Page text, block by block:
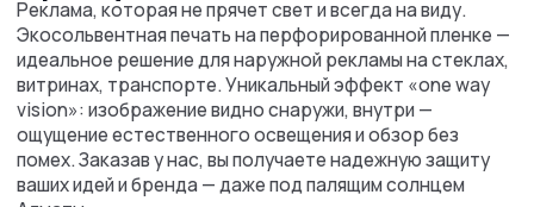
У вас срочный заказ?
Мы вам
поможем!
Напишите какая продукция вам
необходима и наши менеджеры
оперативно свяжется с вами,
и предоставят подробный расчёт